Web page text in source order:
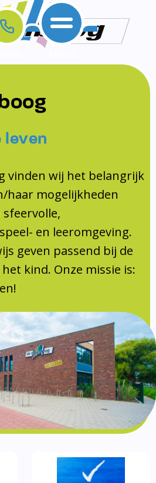
leven
vinden wij het belangrijk
haar mogelijkheden
en leeromgeving.
geven passend bij de
kind. Onze missie is: